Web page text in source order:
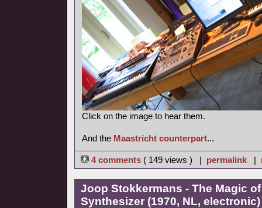
Click on the image to hear them.
And the Maastricht counterpart...
4 comments ( 149 views ) | permalink |
Joop Stokkermans - The Magic
Synthesizer (1970, NL, electronic)